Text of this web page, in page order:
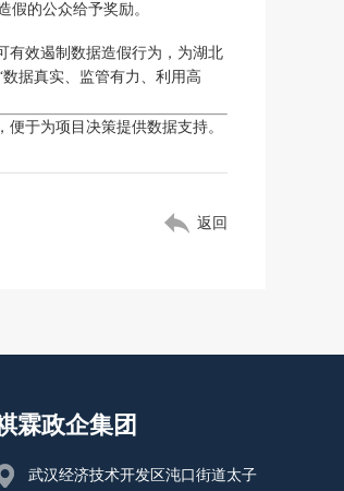
的公众给予奖励。
有效遏制数据造假行为，为湖北
据真实、监管有力、利用高
于为项目决策提供数据支持。
返回
霖政企集团
武汉经济技术开发区沌口街道太子